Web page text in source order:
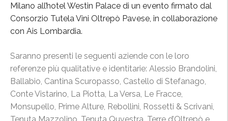
Milano all’hotel Westin Palace di un evento firmato dal
Consorzio Tutela Vini Oltrepò Pavese, in collaborazione
con Ais Lombardia.
Saranno presenti le seguenti aziende con le loro
referenze più qualitative e identitarie: Alessio Brandolini,
Ballabio, Cantina Scuropasso, Castello di Stefanago,
Conte Vistarino, La Piotta, La Versa, Le Fracce,
Monsupello, Prime Alture, Rebollini, Rossetti & Scrivani,
Tenuta Mazzolino, Tenuta Quvestra, Terre d’Oltrepò e